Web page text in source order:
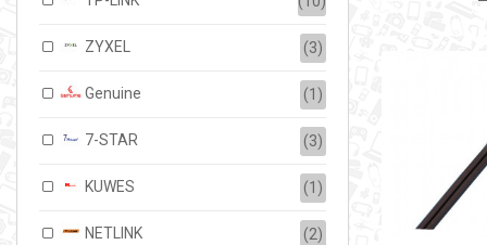
ZYXEL (3)
Genuine (1)
7-STAR (3)
KUWES (1)
NETLINK (2)